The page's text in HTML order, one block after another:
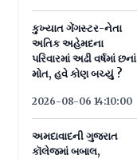
કુખ્યાત ગેંગસ્ટર-નેતા
અતિક અહેમદના
પરિવારમાં અઢી વર્ષમાં છનાં
મોત, હવે કોણ બચ્યું ?
2026-08-06 14:10:00
અમદાવાદની ગુજરાત
કૉલેજમાં બબાલ,